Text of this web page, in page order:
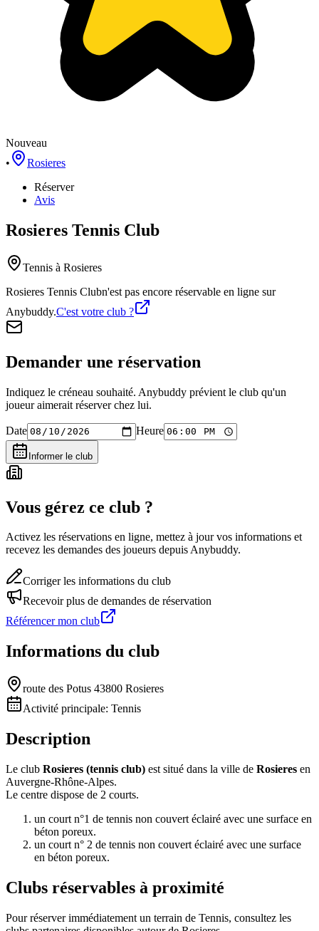
Nouveau
•
Rosieres
Réserver
Avis
Rosieres Tennis Club
Tennis à Rosieres
Rosieres Tennis Clubn'est pas encore réservable en ligne sur
Anybuddy.C'est votre club ?
Demander une réservation
Indiquez le créneau souhaité. Anybuddy prévient le club qu'un
joueur aimerait réserver chez lui.
Date Heure
Informer le club
Vous gérez ce club ?
Activez les réservations en ligne, mettez à jour vos informations et
recevez les demandes des joueurs depuis Anybuddy.
Corriger les informations du club
Recevoir plus de demandes de réservation
Référencer mon club
Informations du club
route des Potus 43800 Rosieres
Activité principale: Tennis
Description
Le club Rosieres (tennis club) est situé dans la ville de Rosieres en
Auvergne-Rhône-Alpes.
Le centre dispose de 2 courts.
un court n°1 de tennis non couvert éclairé avec une surface en
béton poreux.
un court n° 2 de tennis non couvert éclairé avec une surface
en béton poreux.
Clubs réservables à proximité
Pour réserver immédiatement un terrain de Tennis, consultez les